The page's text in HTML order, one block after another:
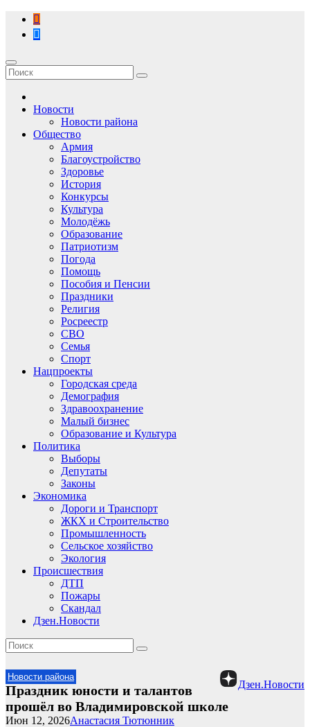
Перейти
содержимому
Новости
Новости района
Общество
Армия
Благоустройство
Здоровье
История
Конкурсы
Культура
Молодёжь
Образование
Патриотизм
Погода
Помощь
Пособия и Пенсии
Праздники
Религия
Росреестр
СВО
Семья
Спорт
Нацпроекты
Городская среда
Демография
Здравоохранение
Малый бизнес
Образование и Культура
Политика
Выборы
Депутаты
Законы
Экономика
Дороги и Транспорт
ЖКХ и Строительство
Промышленность
Сельское хозяйство
Экология
Происшествия
ДТП
Пожары
Скандал
Дзен.Новости
Новости района
Дзен.Новости
Праздник юности и талантов
прошёл во Владимировской школе
Анастасия Тютюнник
Июн 12, 2026